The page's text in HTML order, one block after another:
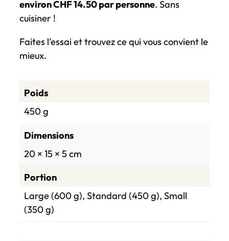
environ CHF 14.50 par personne. Sans
cuisiner !
Faites l’essai et trouvez ce qui vous convient le
mieux.
Poids
450 g
Dimensions
20 × 15 × 5 cm
Portion
Large (600 g), Standard (450 g), Small
(350 g)